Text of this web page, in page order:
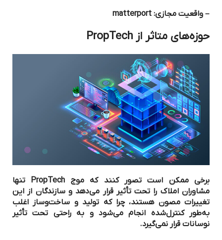
– واقعیت مجازی: matterport
حوزه‌های متاثر از PropTech
برخی ممکن است تصور کنند که موج PropTech تنها
مشاوران املاک را تحت تأثیر قرار می‌دهد و سازندگان از این
تغییرات مصون هستند، چرا که تولید و ساخت‌وساز اغلب
به‌طور کنترل‌شده انجام می‌شود و به راحتی تحت تأثیر
نوسانات قرار نمی‌گیرد.